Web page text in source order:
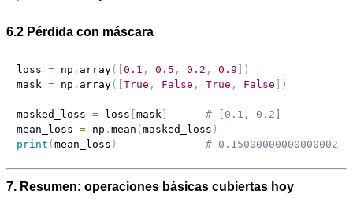
6.2 Pérdida con máscara
loss = np . array( [0.1 , 0.5 , 0.2 , 0.9 ] )
mask = np . array( [True , False , True , False ] )
masked_loss = loss [mask ]
# [0.1, 0.2]
mean_loss = np . mean (masked_loss )
print (mean_loss ) # 0.15000000000000002
7. Resumen: operaciones básicas cubiertas hoy